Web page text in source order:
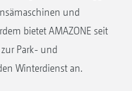
und
bietet AMAZONE seit
Park- und
Winterdienst an.